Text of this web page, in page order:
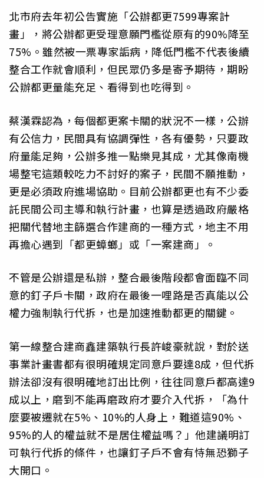
北市府去年初公告實施「公辦都更7599專案計
畫」，將公辦都更受理意願門檻從原有的90%降至
75%。雖然被一票專家詬病，降低門檻不代表後續
整合工作就會順利，但民眾仍多是寄予期待，期盼
公辦都更量能充足、看得到也吃得到。
蔡漢霖認為，每個都更案卡關的狀況不一樣，公辦
有公信力，民間具有協調彈性，各有優勢，只要政
府量能足夠，公辦多推一點樂見其成，尤其像南機
場整宅這類較吃力不討好的案子，民間不願推動，
更是必須政府進場協助。目前公辦都更也有不少委
託民間公司主導和執行計畫，也算是透過政府嚴格
把關代替地主篩選合作建商的一種方式，地主不用
再擔心遇到「都更蟑螂」或「一案建商」。
不管是公辦還是私辦，整合最後階段都會面臨不同
意的釘子戶卡關，政府在最後一哩路是否真能以公
權力強制執行代拆，也是加速推動都更的關鍵。
第一線整合建商鑫建築執行長許峻豪就說，對於送
事業計畫書都有很明確規定同意戶要達8成，但代拆
辦法卻沒有很明確地訂出比例，往往同意戶都高達9
成以上，磨到不能再磨政府才要介入代拆，「為什
麼要被遷就在5%、10%的人身上，難道這90%、
95%的人的權益就不是居住權益嗎？」他建議明訂
可執行代拆的條件，也讓釘子戶不會有恃無恐獅子
大開口。